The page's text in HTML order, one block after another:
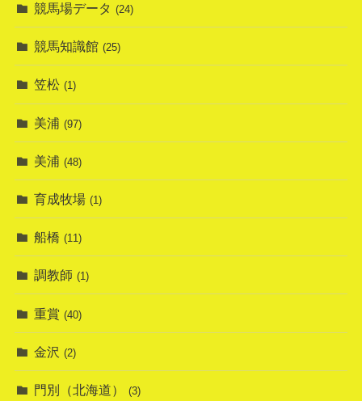
競馬場データ (24)
競馬知識館 (25)
笠松 (1)
美浦 (97)
美浦 (48)
育成牧場 (1)
船橋 (11)
調教師 (1)
重賞 (40)
金沢 (2)
門別（北海道） (3)